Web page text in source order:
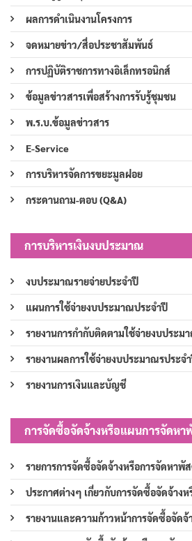
ผลการดำเนินงานโครงการ
จดหมายข่าว/สื่อประชาสัมพันธ์
การปฏิบัติราชการทางอิเล็กทรอนิกส์
ข้อมูลข่าวสารเพื่อสร้างการรับรู้ชุมชน
พ.ร.บ.ข้อมูลข่าวสาร
E-Service
การบริหารจัดการขยะมูลฝอย
กระดานถาม-ตอบ (Q&A)
การบริหารเงินงบประมาณ
งบประมาณรายจ่ายประจำปี
แผนการใช้จ่ายงบประมาณประจำปี
รายงานการกำกับติดตามใช้จ่ายงบประม
รายงานผลการใช้จ่ายงบประมาณรประจ
รายงานการเงินและบัญชี
การจัดซื้อจัดจ้างหรือแผนการจัดหา
รายการการจัดซื้อจัดจ้างหรือการจัดหาพั
ประกาศต่างๆ เกี่ยวกับการจัดซื้อจัดจ้าง
รายงานและความก้าวหน้าการจัดซื้อจัดจ้